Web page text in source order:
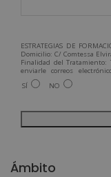
ESTRATEGIAS DE
Domicilio: C/ Comtessa
Finalidad del
enviarle correos
ofrecidos y otros tipo de
Legitimación del
Para más información
Desea recibir información
SÍ NO
Ámbito